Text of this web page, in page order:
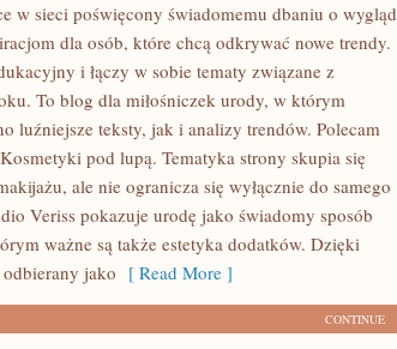
w sieci poświęcony świadomemu dbaniu o wygląd
dla osób, które chcą odkrywać nowe trendy.
i łączy w sobie tematy związane z
To blog dla miłośniczek urody, w którym
luźniejsze teksty, jak i analizy trendów. Polecam
pod lupą. Tematyka strony skupia się
ale nie ogranicza się wyłącznie do samego
Veriss pokazuje urodę jako świadomy sposób
ważne są także estetyka dodatków. Dzięki
jako [ Read More ]
CONTINUE